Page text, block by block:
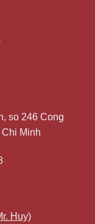
so 246 Cong
Minh
Huy)